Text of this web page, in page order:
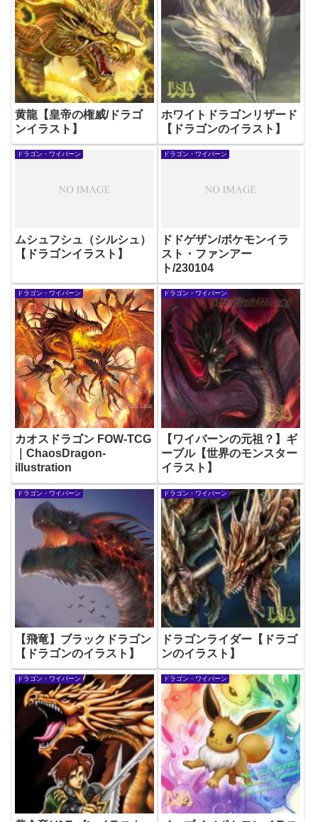
黄龍【皇帝の権威/ドラゴ
ンイラスト】
ホワイトドラゴンリザード
【ドラゴンのイラスト】
ドラゴン・ワイバーン
ムシュフシュ（シルシュ）
【ドラゴンイラスト】
ドラゴン・ワイバーン
ドドゲザン/ポケモンイラ
スト・ファンアー
ト/230104
ドラゴン・ワイバーン
カオスドラゴン FOW-TCG
｜ChaosDragon-
illustration
ドラゴン・ワイバーン
【ワイバーンの元祖？】ギ
ーブル【世界のモンスター
イラスト】
ドラゴン・ワイバーン
【飛竜】ブラックドラゴン
【ドラゴンのイラスト】
ドラゴン・ワイバーン
ドラゴンライダー【ドラゴ
ンのイラスト】
ドラゴン・ワイバーン ドラゴン・ワイバーン